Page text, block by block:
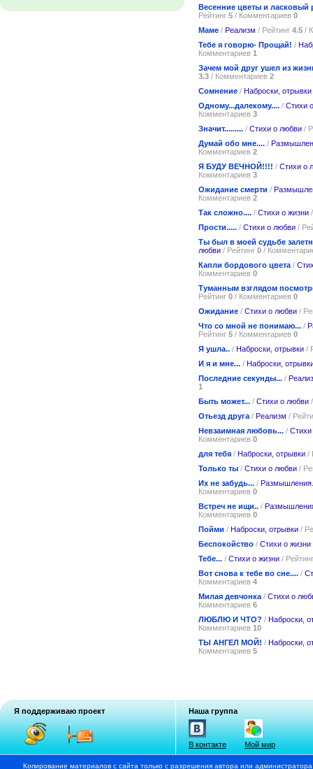
Весенние цветы и ласковый
Рейтинг 5 / Комментариев 0
Маме / Реализм / Рейтинг 4.5 /
Тебе я говорю- Прощай! /
Комментариев 1
Зачем мой друг ушел из
3.3 / Комментариев 2
Сомнение / Наброски, отрывки
Одному...далекому.... / Стихи
Комментариев 3
Значит......... / Стихи о любви /
Думай обо мне.... /
Комментариев 2
Я БУДУ ВЕЧНОЙ!!!! / Стихи о
Комментариев 3
Ожидание смерти /
Комментариев 2
Так сложно.... / Стихи о жизни
Прости..... / Стихи о любви /
Ты был в моей судьбе
любви / Рейтинг 0 /
Капли бордового цвета /
Комментариев 0
Туманным взглядом
Рейтинг 0 / Комментариев 0
Ожидание / Стихи о любви /
Что со мной не понимаю... /
Рейтинг 5 / Комментариев 0
Я ушла.. / Наброски, отрывки /
И я и мне... / Наброски,
Последние секунды... /
1
Быть может... / Стихи о любви
Отьезд друга / Реализм /
Невзаимная любовь... /
Комментариев 0
для тебя / Наброски, отрывки /
Только ты / Стихи о любви /
Их не забудь... /
Комментариев 0
Встреч не ищи.. /
Комментариев 0
Пойми / Наброски, отрывки /
Беспокойство / Стихи о жизни
Тебе... / Стихи о жизни /
Вот снова к тебе во сне.... /
Комментариев 4
Милая девчонка / Стихи о
Комментариев 6
ЛЮБЛЮ И ЧТО? / Наброски,
Комментариев 10
ТЫ АНГЕЛ МОЙ! / Наброски,
Комментариев 5
Я поддерживаю проект Наша группа
В контакте Мой мир
Копирование материалов с сайта только с разрешения автора или